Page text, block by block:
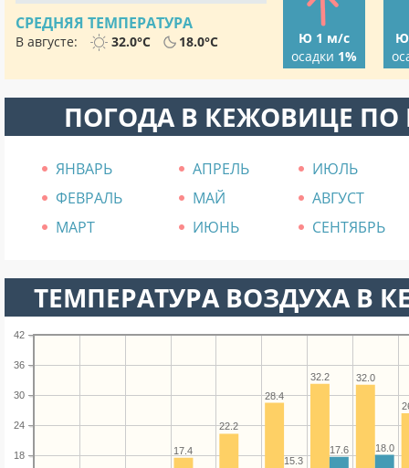
СРЕДНЯЯ ТЕМПЕРАТУРА
В августе: 32.0°C 18.0°C
Ю 1 м/с
осадки 1%
ПОГОДА В КЕЖОВИЦЕ
ЯНВАРЬ АПРЕЛЬ
ИЮЛЬ
ФЕВРАЛЬ
МАЙ
АВГУСТ
МАРТ
ИЮНЬ СЕНТЯБРЬ
ТЕМПЕРАТУРА ВОЗДУХА В
18
24
30
36
42
32.0
32.2
28.4
22.2
17.4 18.0
17.6
15.3